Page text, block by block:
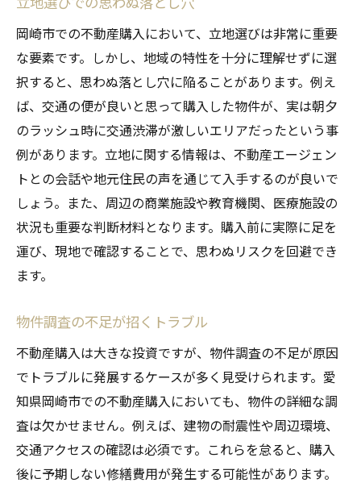
住みやすさを左右する地域の特徴
住環境に影響を与える施設やインフラ
学校区や治安情報の調査方法
地域コミュニティの特徴と活動
将来の開発計画とその影響
地域イベントやカルチャーを知る
失敗事例に学ぶ理想の不動産購入プロセスとは
成功者が語る物件選びのコツ
失敗例から学ぶ購入手続きの流れ
プロに依頼する際のポイント
購入後のサポート体制の重要性
岡崎市での不動産購入におけるFAQとその解決
策
初めての不動産購入でよくある質問
ローンに関する疑問とその解決策
不動産業者に関する疑問と相談方法
岡崎市での不動産購入において、立地選びは非常に重要
な要素です。しかし、地域の特性を十分に理解せずに選
択すると、思わぬ落とし穴に陥ることがあります。例え
ば、交通の便が良いと思って購入した物件が、実は朝夕
のラッシュ時に交通渋滞が激しいエリアだったという事
例があります。立地に関する情報は、不動産エージェン
トとの会話や地元住民の声を通じて入手するのが良いで
しょう。また、周辺の商業施設や教育機関、医療施設の
状況も重要な判断材料となります。購入前に実際に足を
運び、現地で確認することで、思わぬリスクを回避でき
ます。
物件調査の不足が招くトラブル
不動産購入は大きな投資ですが、物件調査の不足が原因
でトラブルに発展するケースが多く見受けられます。愛
知県岡崎市での不動産購入においても、物件の詳細な調
査は欠かせません。例えば、建物の耐震性や周辺環境、
交通アクセスの確認は必須です。これらを怠ると、購入
後に予期しない修繕費用が発生する可能性があります。